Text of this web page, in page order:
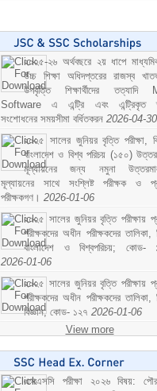
২০২৫-২৬ অর্থবছরে ২য় ধাপে
উচ্চ শিক্ষা অধিদপ্তরের রাজস্ব
উপবৃত্তি শিক্ষার্থীদের তত্যাদি
Software এ এন্ট্রি এবং এন্ট্রিকৃত
সংশোধনের সময়সীমা বর্ধিতকরন 2026-04-30
২০২৫ সালের জুনিয়র বৃত্তি পরীক্ষা,
বাংলাদেশ ও বিশ্ব পরিচয় (১৫০)
মূল্যায়নের জন্য নমুনা
মূল্যায়নের সাথে সংশ্লিষ্ট পরীক্ষক ও
পরীক্ষকগণ। 2026-01-06
২০২৫ সালের জুনিয়র বৃত্তি পরীক্ষায়
পরীক্ষকদের অধীন পরীক্ষকদের তালিকা,
বাংলাদেশ ও বিশ্বপরিচয়; কোড-
2026-01-06
২০২৫ সালের জুনিয়র বৃত্তি পরীক্ষায়
পরীক্ষকদের অধীন পরীক্ষকদের তালিকা,
বিজ্ঞান; কোড- ১২৭ 2026-01-06
View more
এসএসসি পরীক্ষা ২০২৬ বিষয়: